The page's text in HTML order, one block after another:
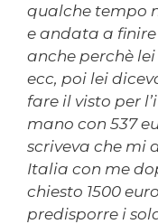
qualche tempo
e andata a
anche perchè
ecc, poi lei
fare il visto per
mano con 537
scriveva che mi
Italia con me
chiesto 1500
predisporre i